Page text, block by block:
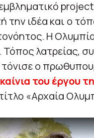
την ιδέα και ο
Η
λατρείας,
ο
του έργου
«Αρχαία